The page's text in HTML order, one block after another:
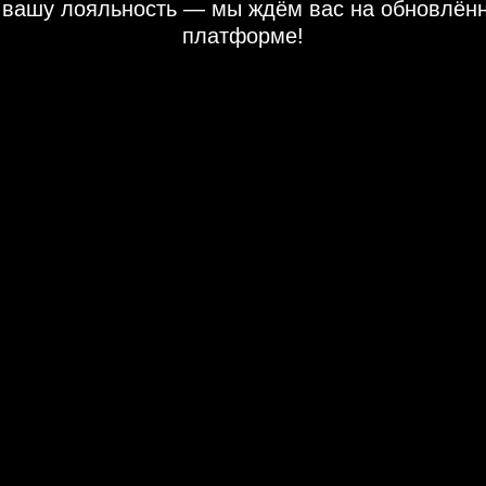
вашу лояльность — мы ждём вас на
платформе!